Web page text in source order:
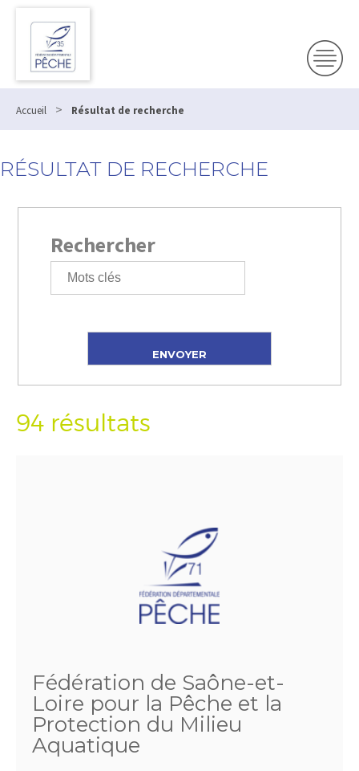
Accueil > Résultat de recherche
RÉSULTAT DE RECHERCHE
Rechercher
94 résultats
Fédération de Saône-et-
Loire pour la Pêche et la
Protection du Milieu
Aquatique